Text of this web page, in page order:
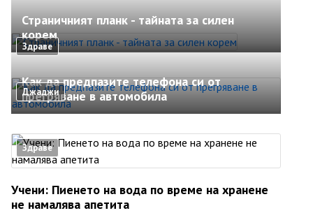
Здраве
Страничният планк - тайната за силен
корем
Джаджи
Как да предпазите телефона си от
прегряване в автомобила
Здраве
Учени: Пиенето на вода по време на хранене
не намалява апетита